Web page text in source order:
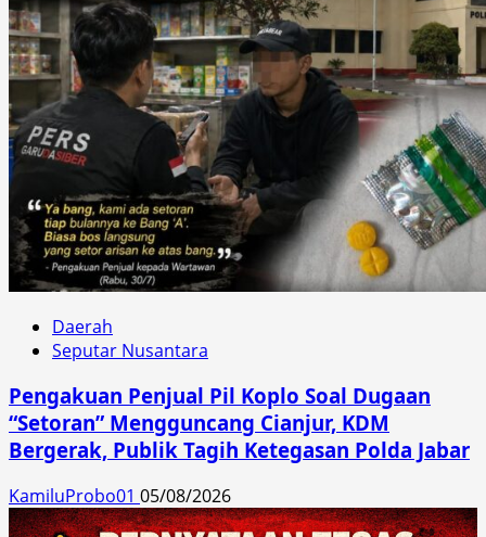
Daerah
Seputar Nusantara
Pengakuan Penjual Pil Koplo Soal Dugaan
“Setoran” Mengguncang Cianjur, KDM
Bergerak, Publik Tagih Ketegasan Polda Jabar
KamiluProbo01 05/08/2026